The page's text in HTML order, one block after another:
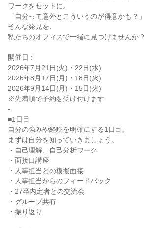
ワークをセットに。
「自分って意外とこういうのが得意かも？」
そんな発見を、
私たちのオフィスで一緒に見つけませんか？
開催日：
2026年7月21日(火)・22日(水)
2026年8月17日(月)・18日(火)
2026年9月14日(月)・15日(火)
※先着順で予約を受け付けます
-
■1日目
自分の強みや経験を明確にする1日目。
まずは自分を知っていきましょう。
・自己理解、自己分析ワーク
・面接口講座
・人事担当との模擬面接
・人事担当からのフィードバック
・27卒内定者との交流会
・グループ共有
・振り返り